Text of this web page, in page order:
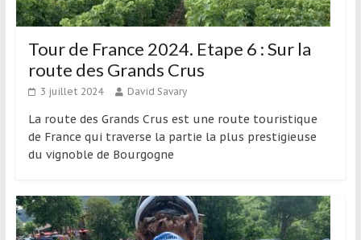
Tour de France 2024. Etape 6 : Sur la
route des Grands Crus
3 juillet 2024 David Savary
La route des Grands Crus est une route touristique
de France qui traverse la partie la plus prestigieuse
du vignoble de Bourgogne